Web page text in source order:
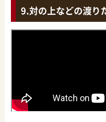
対の上などの渡り